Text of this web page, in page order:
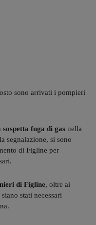
sono arrivati i pompieri
fuga di gas nella
segnalazione, si sono
di Figline per
di Figline, oltre ai
stati necessari